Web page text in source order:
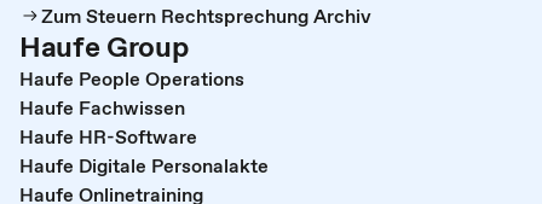
Zum Steuern Rechtsprechung Archiv
Haufe Group
Haufe People Operations
Haufe Fachwissen
Haufe HR-Software
Haufe Digitale Personalakte
Haufe Onlinetraining